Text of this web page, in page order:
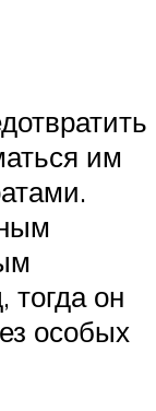
им
тогда он
особых